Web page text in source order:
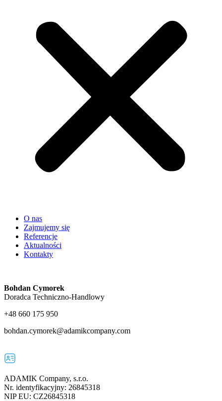
O nas
Zajmujemy się
Referencje
Aktualności
Kontakty
Bohdan Cymorek
Doradca Techniczno-Handlowy
+48 660 175 950
bohdan.cymorek@adamikcompany.com
ADAMIK Company, s.r.o.
Nr. identyfikacyjny: 26845318
NIP EU: CZ26845318